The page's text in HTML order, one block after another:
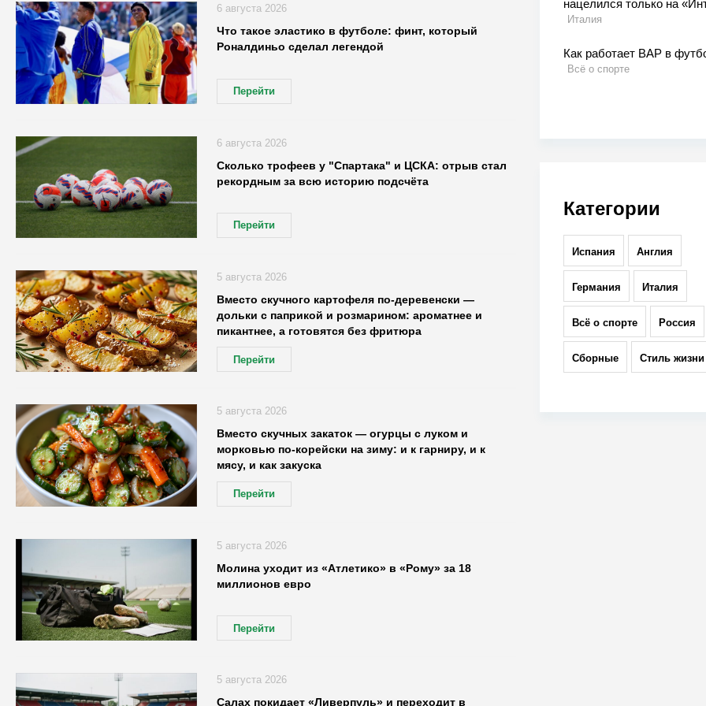
нацелился только на
Италия
Как работает ВАР в
Всё о спорте
Категории
Испания Англия
Германия Италия
Всё о спорте Россия
Сборные Стиль жизни
Что такое эластико в футболе: финт, который
Роналдиньо сделал легендой
Перейти
6 августа 2026
Сколько трофеев у "Спартака" и ЦСКА: отрыв стал
рекордным за всю историю подсчёта
Перейти
6 августа 2026
Вместо скучного картофеля по-деревенски —
дольки с паприкой и розмарином: ароматнее и
пикантнее, а готовятся без фритюра
Перейти
5 августа 2026
Вместо скучных закаток — огурцы с луком и
морковью по-корейски на зиму: и к гарниру, и к
мясу, и как закуска
Перейти
5 августа 2026
Молина уходит из «Атлетико» в «Рому» за 18
миллионов евро
Перейти
5 августа 2026
Салах покидает «Ливерпуль» и переходит в
5 августа 2026